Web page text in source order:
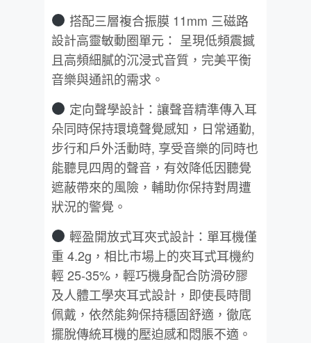
搭配三層複合振膜 11mm 三磁路
設計高靈敏動圈單元： 呈現低頻震撼
且高頻細膩的沉浸式音質，完美平衡
音樂與通訊的需求。
定向聲學設計：讓聲音精準傳入耳
朵同時保持環境聲覺感知，日常通勤,
步行和戶外活動時, 享受音樂的同時也
能聽見四周的聲音，有效降低因聽覺
遮蔽帶來的風險，輔助你保持對周遭
狀況的警覺。
輕盈開放式耳夾式設計：單耳機僅
重 4.2g，相比市場上的夾耳式耳機約
輕 25-35%，輕巧機身配合防滑矽膠
及人體工學夾耳式設計，即使長時間
佩戴，依然能夠保持穩固舒適，徹底
擺脫傳統耳機的壓迫感和悶脹不適。